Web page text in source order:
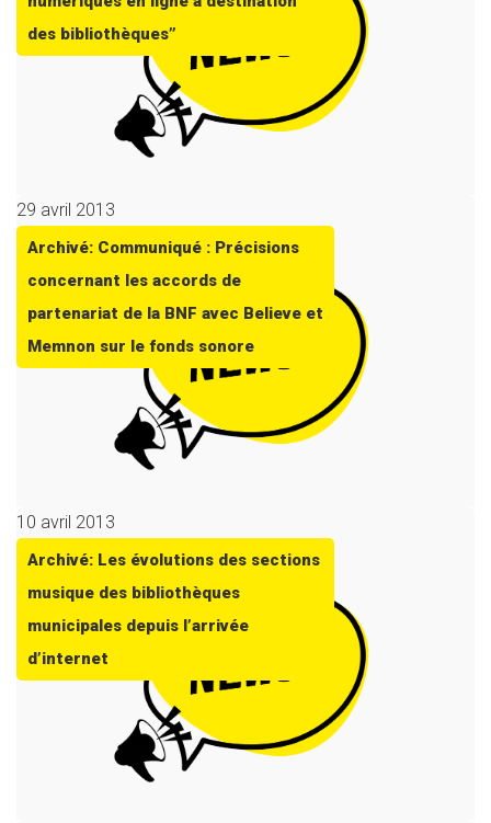
des bibliothèques”
29 avril 2013
Archivé: Communiqué : Précisions
concernant les accords de
partenariat de la BNF avec Believe et
Memnon sur le fonds sonore
10 avril 2013
Archivé: Les évolutions des sections
musique des bibliothèques
municipales depuis l’arrivée
d’internet